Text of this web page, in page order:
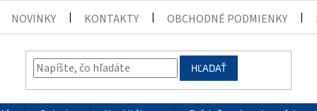
NOVINKY KONTAKTY OBCHODNÉ PODMIENKY
HĽADAŤ